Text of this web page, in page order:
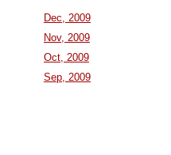
Dec, 2009
Nov, 2009
Oct, 2009
Sep, 2009